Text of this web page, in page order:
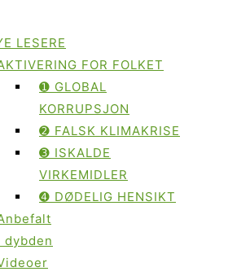
LESERE
FOR FOLKET
➊ GLOBAL
KORRUPSJON
➋ FALSK KLIMAKRISE
➌ ISKALDE
VIRKEMIDLER
➍ DØDELIG HENSIKT
dybden